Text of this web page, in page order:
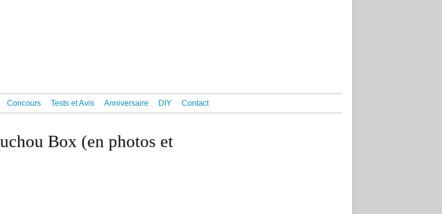
Concours Tests et Avis Anniversaire DIY Contact
Box (en photos et